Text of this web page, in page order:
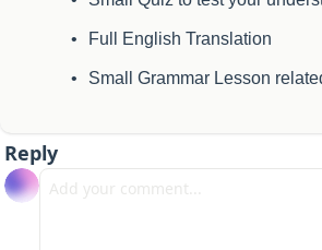
Full English Translation
Small Grammar Lesson
Reply